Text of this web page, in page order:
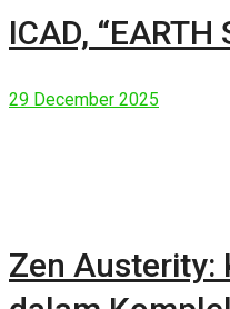
ICAD, “EARTH
29 December 2025
Zen Austerity: